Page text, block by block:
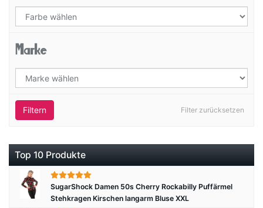
Marke
Filter zurücksetzen
Filtern
Top 10 Produkte
SugarShock Damen 50s Cherry Rockabilly Puffärmel
Stehkragen Kirschen langarm Bluse XXL